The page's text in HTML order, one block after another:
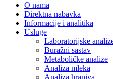
O nama
Direktna nabavka
Informacije i analitika
Usluge
Laboratorijske
Buražni sastav
Metaboličke analize
Analiza mleka
Analiza hraniva